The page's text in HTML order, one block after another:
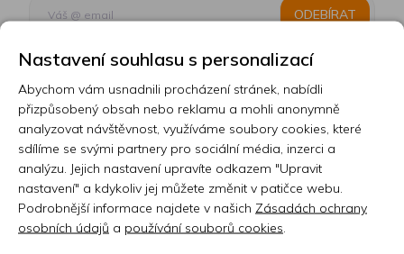
ODEBÍRAT
Kontakt
Prodejna
Sklady
Servis
Nabídka práce
Nastavení souhlasu s personalizací
Abychom vám usnadnili procházení stránek, nabídli
přizpůsobený obsah nebo reklamu a mohli anonymně
analyzovat návštěvnost, využíváme soubory cookies, které
sdílíme se svými partnery pro sociální média, inzerci a
analýzu. Jejich nastavení upravíte odkazem "Upravit
nastavení" a kdykoliv jej můžete změnit v patičce webu.
Podrobnější informace najdete v našich Zásadách ochrany
osobních údajů a používání souborů cookies